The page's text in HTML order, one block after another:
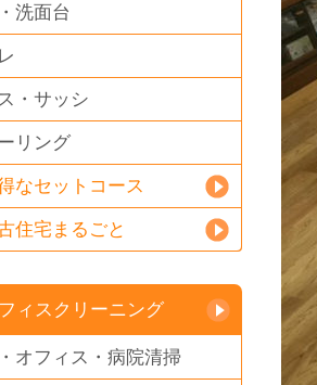
洗面台
・サッシ
リング
なセットコース
住宅まるごと
ィスクリーニング
オフィス・病院清掃